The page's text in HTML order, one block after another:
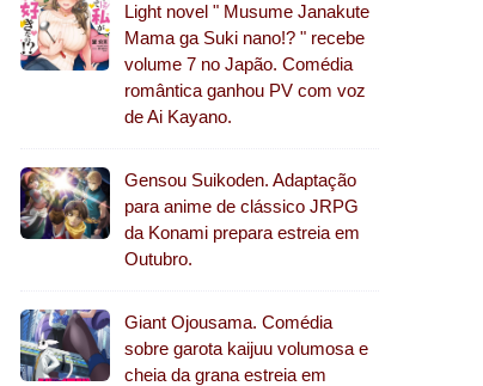
Light novel " Musume Janakute
Mama ga Suki nano!? " recebe
volume 7 no Japão. Comédia
romântica ganhou PV com voz
de Ai Kayano.
Gensou Suikoden. Adaptação
para anime de clássico JRPG
da Konami prepara estreia em
Outubro.
Giant Ojousama. Comédia
sobre garota kaijuu volumosa e
cheia da grana estreia em